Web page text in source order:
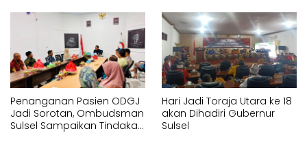
Penanganan Pasien ODGJ
Jadi Sorotan, Ombudsman
Sulsel Sampaikan Tindakan
Hari Jadi Toraja Utara ke 18
akan Dihadiri Gubernur
Sulsel